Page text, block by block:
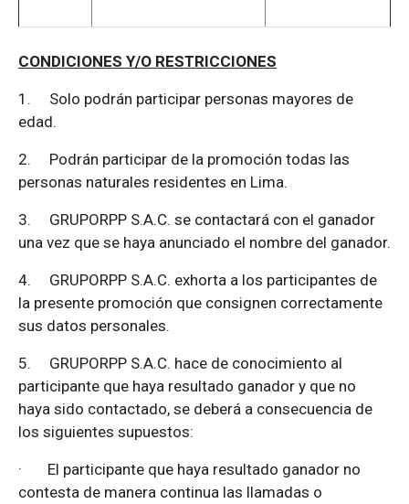
CONDICIONES Y/O RESTRICCIONES
1. Solo podrán participar personas mayores de
edad.
2. Podrán participar de la promoción todas las
personas naturales residentes en Lima.
3. GRUPORPP S.A.C. se contactará con el ganador
una vez que se haya anunciado el nombre del ganador.
4. GRUPORPP S.A.C. exhorta a los participantes de
la presente promoción que consignen correctamente
sus datos personales.
5. GRUPORPP S.A.C. hace de conocimiento al
participante que haya resultado ganador y que no
haya sido contactado, se deberá a consecuencia de
los siguientes supuestos:
· El participante que haya resultado ganador no
contesta de manera continua las llamadas o